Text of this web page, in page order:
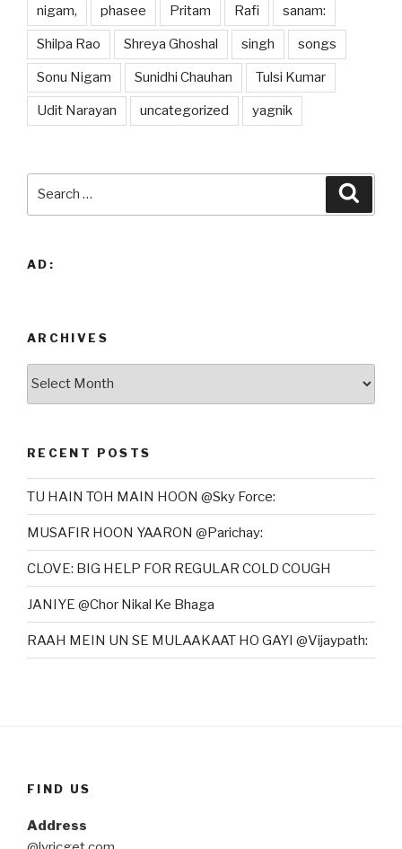
nigam, phasee Pritam Rafi sanam:
Shilpa Rao Shreya Ghoshal singh songs
Sonu Nigam Sunidhi Chauhan Tulsi Kumar
Udit Narayan uncategorized yagnik
AD:
ARCHIVES
RECENT POSTS
TU HAIN TOH MAIN HOON @Sky Force:
MUSAFIR HOON YAARON @Parichay:
CLOVE: BIG HELP FOR REGULAR COLD COUGH
JANIYE @Chor Nikal Ke Bhaga
RAAH MEIN UN SE MULAAKAAT HO GAYI @Vijaypath:
FIND US
Address